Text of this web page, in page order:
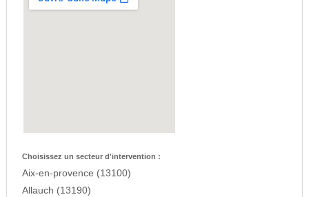
Choisissez un secteur d'intervention :
Aix-en-provence (13100)
Allauch (13190)